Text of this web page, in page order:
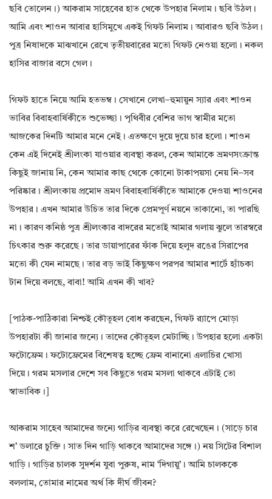
ছবি তোলেন।) আকরাম সাহেবের হাত থেকে উপহার নিলাম। ছবি উঠল।
আমি এবং শাওন আবার হাসিমুখে একই গিফট নিলাম। আবারও ছবি উঠল।
পুত্র নিষাদকে মাঝখানে রেখে তৃতীয়বারের মতো গিফট নেওয়া হলো। নকল
হাসির বাজার বসে গেল।
গিফট হাতে নিয়ে আমি হতভম্ব। সেখানে লেখা–হুমায়ুন স্যার এবং শাওন
ভাবির বিবাহবার্ষিকীতে শুভেচ্ছা। পৃথিবীর বেশির ভাগ স্বামীর মতো
আজকের দিনটি আমার মনে নেই। এতক্ষণে দুয়ে দুয়ে চার হলো। শাওন
কেন এই দিনেই শ্রীলংকা যাওয়ার ব্যবস্থা করল, কেন আমাকে ভ্রমণসংক্রান্ত
কিছুই জানায় নি, কেন আমার কাছ থেকে কোনো টাকাপয়সা নেয় নি–সব
পরিষ্কার। শ্রীলংকায় প্রমোদ ভ্রমণ বিবাহবার্ষিকীতে আমাকে দেওয়া শাওনের
উপহার। এখন আমার উচিত তার দিকে প্রেমপূর্ণ নয়নে তাকানো, তা পারছি
না। কারণ কনিষ্ঠ পুত্র শ্রীলংকার বাদরের মতোই আমার গলায় ঝুলে তারস্বরে
চিৎকার শুরু করেছে। তার ডায়াপারের ফাঁক দিয়ে হলুদ রঙের সিরাপের
মতো কী যেন নামছে। তার বড় ভাই কিছুক্ষণ পরপর আমার শার্টে হ্যাঁচকা
টান দিয়ে বলছে, বাবা! আমি এখন কী খাব?
[পাঠক-পাঠিকারা নিশ্চই কৌতূহল বোধ করছেন, গিফট র‍্যাপে মোড়া
উপহারটা কী জানার জন্যে। তাদের কৌতূহল মেটাচ্ছি। উপহার হলো একটা
ফটোফ্রেম। ফটোফ্রেমের বিশেষত্ব হচ্ছে ফ্রেম বানানো এলাচির খোসা
দিয়ে। গরম মসলার দেশে সব কিছুতে গরম মসলা থাকবে এটাই তো
স্বাভাবিক।]
আকরাম সাহেব আমাদের জন্যে গাড়ির ব্যবস্থা করে রেখেছেন। (সাড়ে চার
শ’ ডলারে চুক্তি। সাত দিন গাড়ি থাকবে আমাদের সঙ্গে।) নয় সিটের বিশাল
গাড়ি। গাড়ির চালক সুদর্শন যুবা পুরুষ, নাম ‘দিগায়ু’। আমি চালককে
বললাম, তোমার নামের অর্থ কি দীর্ঘ জীবন?